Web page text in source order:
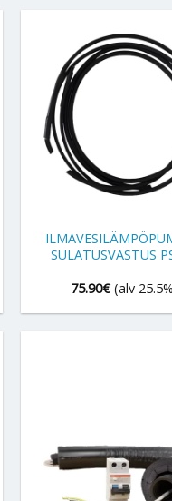
SULATUSVASTUS
75.90€ (alv